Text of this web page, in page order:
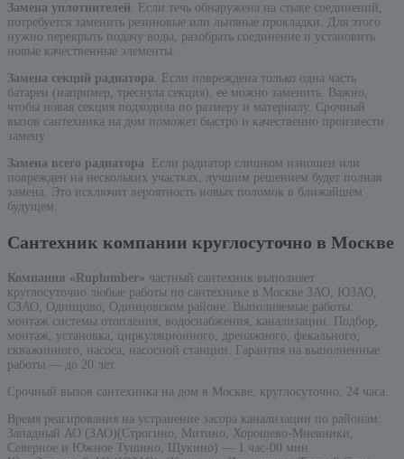
Замена уплотнителей. Если течь обнаружена на стыке соединений,
потребуется заменить резиновые или льняные прокладки. Для этого
нужно перекрыть подачу воды, разобрать соединение и установить
новые качественные элементы.
Замена секций радиатора. Если повреждена только одна часть
батареи (например, треснула секция), ее можно заменить. Важно,
чтобы новая секция подходила по размеру и материалу. Срочный
вызов сантехника на дом поможет быстро и качественно произвести
замену.
Замена всего радиатора. Если радиатор слишком изношен или
поврежден на нескольких участках, лучшим решением будет полная
замена. Это исключит вероятность новых поломок в ближайшем
будущем.
Сантехник компании круглосуточно в Москве
Компания «Ruplumber» частный сантехник выполняет
круглосуточно любые работы по сантехнике в Москве ЗАО, ЮЗАО,
СЗАО, Одинцово, Одинцовском районе. Выполняемые работы:
монтаж системы отопления, водоснабжения, канализации. Подбор,
монтаж, установка, циркуляционного, дренажного, фекального,
скважинного, насоса, насосной станции. Гарантия на выполненные
работы — до 20 лет.
Срочный вызов сантехника на дом в Москве, круглосуточно, 24 часа.
Время реагирования на устранение засора канализации по районам:
Западный АО (ЗАО)(Строгино, Митино, Хорошево-Мневники,
Северное и Южное Тушино, Щукино) — 1 час-00 мин.